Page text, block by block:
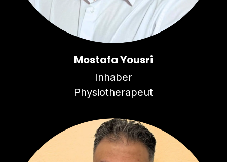
Mostafa Yousri
Inhaber
Physiotherapeut